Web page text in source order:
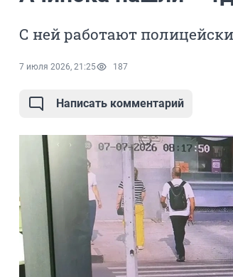
С ней работают
7 июля 2026, 21:25 187
Написать комментарий